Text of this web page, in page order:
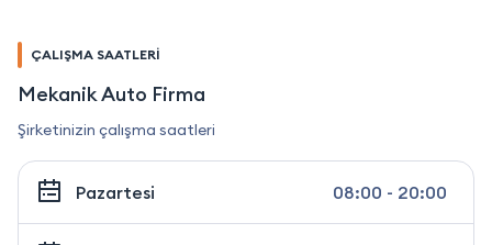
ÇALIŞMA SAATLERİ
Mekanik Auto Firma
Şirketinizin çalışma saatleri
Pazartesi 08:00 - 20:00